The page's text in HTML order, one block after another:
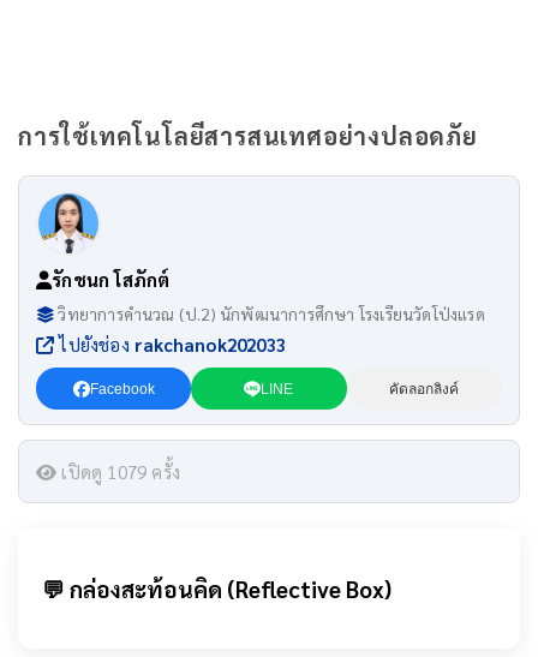
การใช้เทคโนโลยีสารสนเทศอย่างปลอดภัย
รักชนก โสภักต์
วิทยาการคำนวณ (ป.2) นักพัฒนาการศึกษา โรงเรียนวัดโป่งแรด
ไปยังช่อง rakchanok202033
Facebook LINE คัดลอกลิงค์
เปิดดู 1079 ครั้ง
💬 กล่องสะท้อนคิด (Reflective Box)